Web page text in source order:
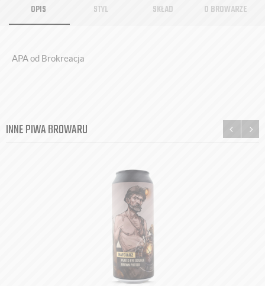
OPIS STYL SKŁAD O BROWARZE
APA od Brokreacja
INNE PIWA BROWARU